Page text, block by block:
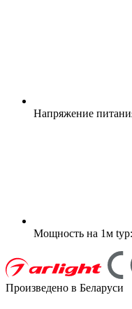
Напряжение
Мощность на 1м
Произведено в Беларуси